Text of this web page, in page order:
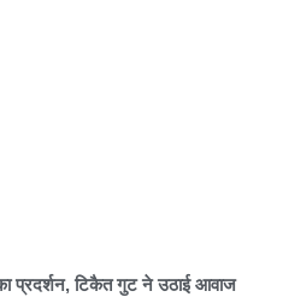
प्रदर्शन, टिकैत गुट ने उठाई आवाज